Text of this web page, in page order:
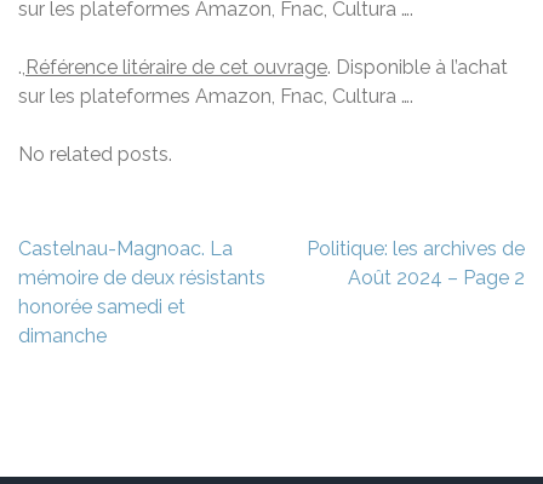
sur les plateformes Amazon, Fnac, Cultura ….
., Référence litéraire de cet ouvrage. Disponible à l’achat
sur les plateformes Amazon, Fnac, Cultura ….
No related posts.
Navigation
de
l’article
Castelnau-Magnoac. La
mémoire de deux résistants
honorée samedi et
dimanche
Politique: les archives de
Août 2024 – Page 2